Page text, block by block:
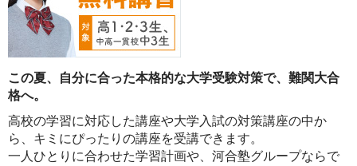
この夏、自分に合った本格的な大学受験対策で、難関大合
格へ。
高校の学習に対応した講座や大学入試の対策講座の中か
ら、キミにぴったりの講座を受講できます。
一人ひとりに合わせた学習計画や、河合塾グループならで